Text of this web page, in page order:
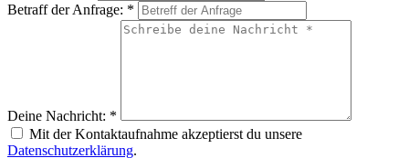
Betraff der Anfrage: *
Deine Nachricht: *
Mit der Kontaktaufnahme akzeptierst du unsere
Datenschutzerklärung.